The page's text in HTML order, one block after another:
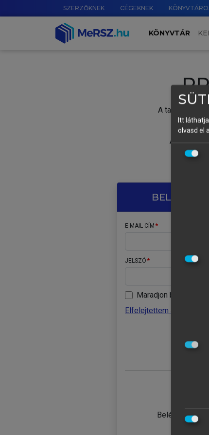
SZERZŐKNEK CÉGEKNEK
KÖNYVTÁR
A tartalom
A
BELÉPÉS
E-MAIL-CÍM
JELSZÓ
Maradjon belépve
Elfelejtettem a
Belépés
Itt
olvasd el